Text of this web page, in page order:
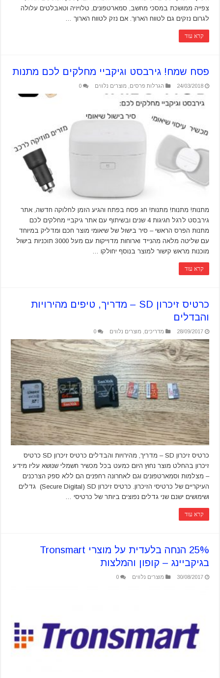
צפייה ממושכת במסכי מחשב, סמארטפונים, טלויזיה וטאבלטים עלולה
לגרום נזקים גם לטווח הארוך. אם נזק לטווח הארוך …
קרא עוד
פסח שמח! גירבסט וגיקביי מחלקים לכם מתנות
24/03/2018 הגרלות פרסים מוצרים נלווים 0
מתנות! מתנות! מתנות! חג פסח בפתח והגיע הזמן לחלוקה חדשה, אתר
גירבסט לרגל חגיגות 4 שנים ובשיתוף עם אתר גיקביי מחלקים לכם
מתנות הפרס הראשי – סיר בישול של שיאומי מוצר חכם ומדליק במיוחד
עם שליטה מלאה מהנייד וארוחות מדוייקות עם מעל 3000 תוכניות בישול
מוכנות מראש קישור למוצר בנוסף יחולקו …
קרא עוד
כרטיס זיכרון SD – מדריך, טיפים מהירויות
והבדלים
28/09/2017 מדריכים מוצרים נלווים 0
כרטיס זיכרון SD – מדריך, מהירויות והבדלים כרטיס זיכרון SD כרטיס
זיכרון בהחלט מוצר נחוץ היום כמעט בכל מכשיר חשמלי שנושא עליו מידע
– מצלמות וסמארטפונים וגם לאחרונה רחפנים הם ללא ספק הצרכנים
העיקריים של כרטיסי הזיכרון. כרטיס זיכרון Secure Digital) SD) גדלים
ושימושים ישנם שני גדלים נפוצים ביותר של כרטיסי …
קרא עוד
25% הנחה בלעדית על מוצרי Tronsmart
בגיקביינג – קופון והמלצות
30/08/2017 מוצרים נלווים 0